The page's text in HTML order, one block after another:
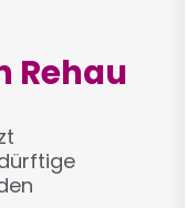
Rehau